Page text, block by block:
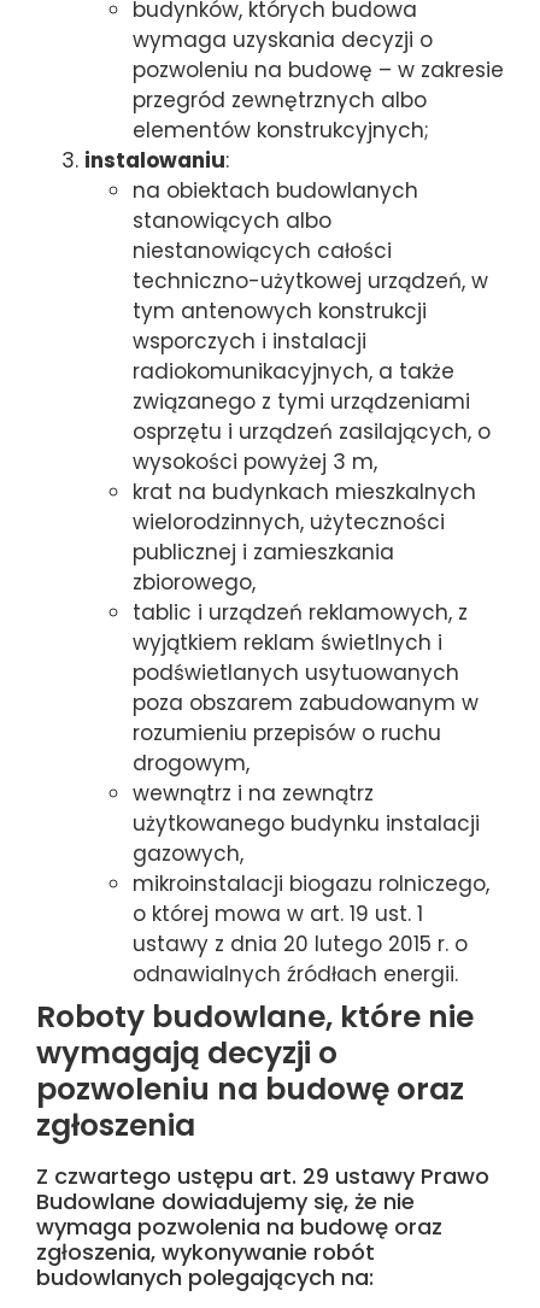
budynków, których budowa
wymaga uzyskania decyzji o
pozwoleniu na budowę – w zakresie
przegród zewnętrznych albo
elementów konstrukcyjnych;
instalowaniu:
na obiektach budowlanych
stanowiących albo
niestanowiących całości
techniczno-użytkowej urządzeń, w
tym antenowych konstrukcji
wsporczych i instalacji
radiokomunikacyjnych, a także
związanego z tymi urządzeniami
osprzętu i urządzeń zasilających, o
wysokości powyżej 3 m,
krat na budynkach mieszkalnych
wielorodzinnych, użyteczności
publicznej i zamieszkania
zbiorowego,
tablic i urządzeń reklamowych, z
wyjątkiem reklam świetlnych i
podświetlanych usytuowanych
poza obszarem zabudowanym w
rozumieniu przepisów o ruchu
drogowym,
wewnątrz i na zewnątrz
użytkowanego budynku instalacji
gazowych,
mikroinstalacji biogazu rolniczego,
o której mowa w art. 19 ust. 1
ustawy z dnia 20 lutego 2015 r. o
odnawialnych źródłach energii.
Roboty budowlane, które nie
wymagają decyzji o
pozwoleniu na budowę oraz
zgłoszenia
Z czwartego ustępu art. 29 ustawy Prawo
Budowlane dowiadujemy się, że nie
wymaga pozwolenia na budowę oraz
zgłoszenia, wykonywanie robót
budowlanych polegających na: